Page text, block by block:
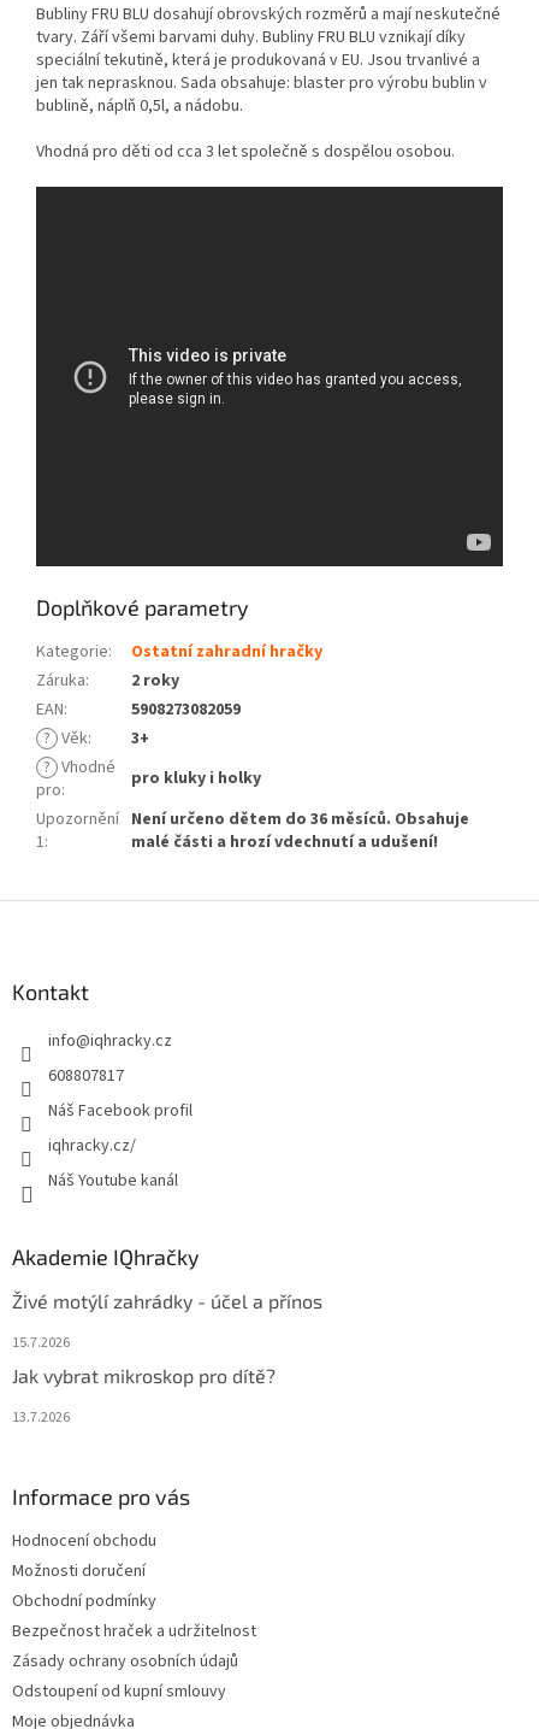
Bubliny FRU BLU dosahují obrovských rozměrů a mají neskutečné
tvary. Září všemi barvami duhy. Bubliny FRU BLU vznikají díky
speciální tekutině, která je produkovaná v EU. Jsou trvanlivé a
jen tak neprasknou. Sada obsahuje: blaster pro výrobu bublin v
bublině, náplň 0,5l, a nádobu.
Vhodná pro děti od cca 3 let společně s dospělou osobou.
Doplňkové parametry
Kategorie:
Ostatní zahradní hračky
Záruka:
2 roky
EAN:
5908273082059
? Věk:
3+
? Vhodné
pro:
pro kluky i holky
Upozornění
1:
Není určeno dětem do 36 měsíců. Obsahuje
malé části a hrozí vdechnutí a udušení!
Kontakt
info@iqhracky.cz
608807817
Náš Facebook profil
iqhracky.cz/
Náš Youtube kanál
Akademie IQhračky
Živé motýlí zahrádky - účel a přínos
15.7.2026
Jak vybrat mikroskop pro dítě?
13.7.2026
Informace pro vás
Hodnocení obchodu
Možnosti doručení
Obchodní podmínky
Bezpečnost hraček a udržitelnost
Zásady ochrany osobních údajů
Odstoupení od kupní smlouvy
Moje objednávka